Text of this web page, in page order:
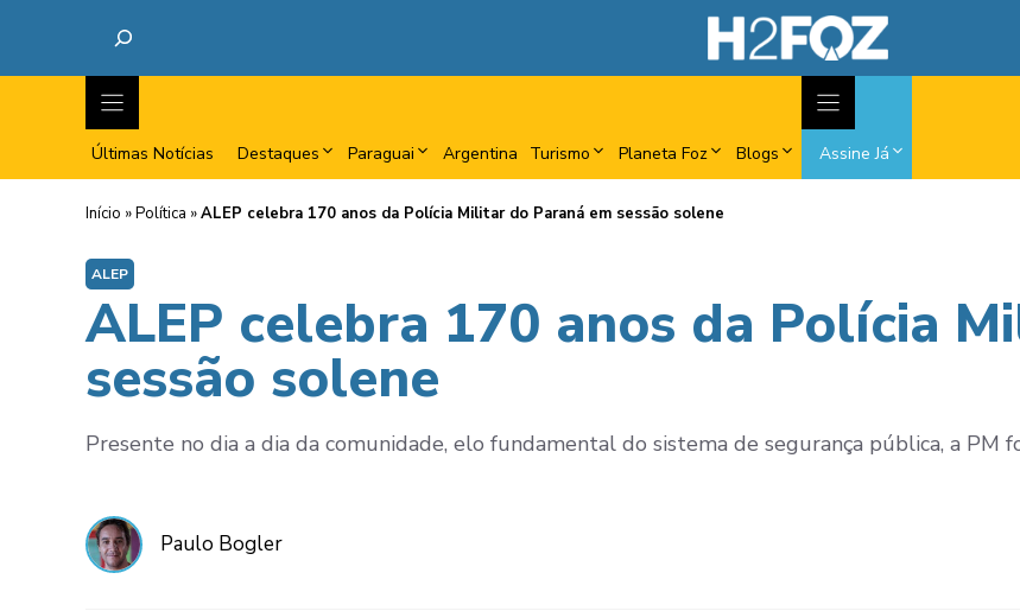
Últimas Notícias Destaques Paraguai Argentina Turismo Planeta Foz Blogs Assine Já
Início »Política »ALEP celebra 170 anos da Polícia Militar do Paraná em sessão solene
ALEP
ALEP celebra 170 anos da Polícia
sessão solene
Presente no dia a dia da comunidade, elo fundamental do sistema de segurança pública, a PM
Paulo Bogler